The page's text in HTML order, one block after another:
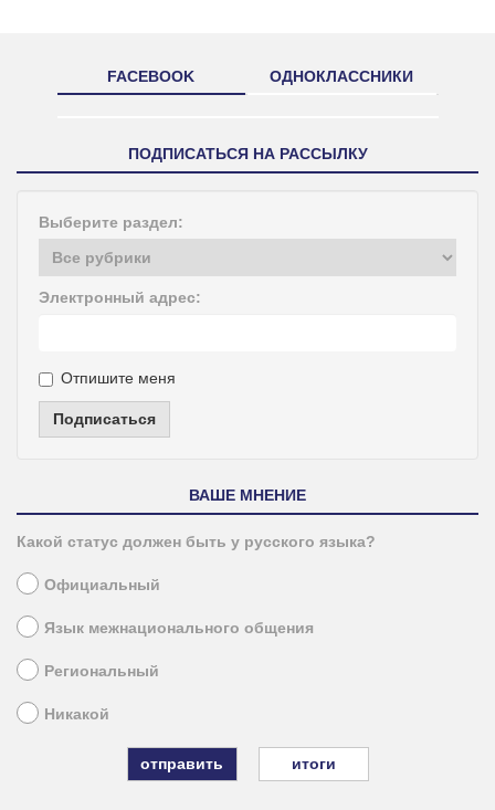
FACEBOOK ОДНОКЛАССНИКИ
ПОДПИСАТЬСЯ НА РАССЫЛКУ
Выберите раздел:
Электронный адрес:
Отпишите меня
Подписаться
ВАШЕ МНЕНИЕ
Какой статус должен быть у русского языка?
Официальный
Язык межнационального общения
Региональный
Никакой
итоги